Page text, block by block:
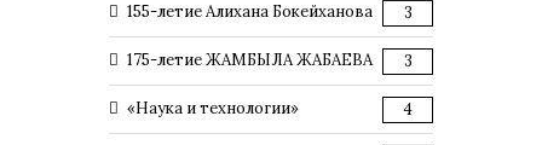
155-летие Алихана Бокейханова 3
175-летие ЖАМБЫЛА ЖАБАЕВА 3
«Наука и технологии» 4